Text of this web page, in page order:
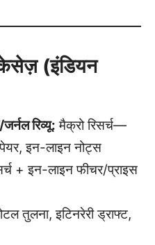
(इंडियन
रिव्यू: मैक्रो रिसर्च—
इन-लाइन नोट्स
+ इन-लाइन फीचर/प्राइस
तुलना, इटिनरेरी ड्राफ्ट,